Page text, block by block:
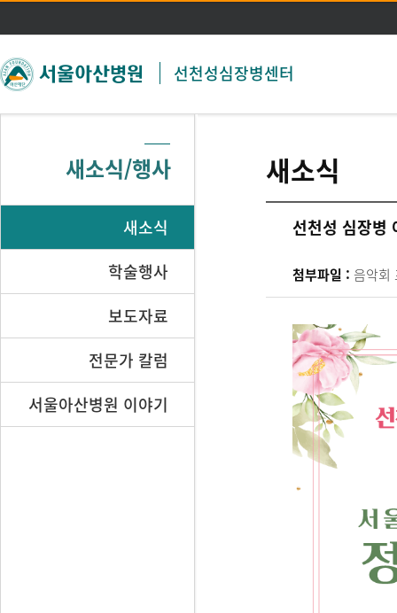
주메뉴 바로가기
본문 바로가기
선천성심장병센터
새소식/행사
새소식
학술행사
보도자료
전문가 칼럼
서울아산병원 이야기
새소식
선천성 심장병
첨부파일 : 음악회